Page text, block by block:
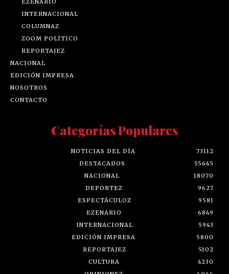
EZENARIO
INTERNACIONAL
COLUMNAZ
ZOOM POLÍTICO
REPORTAJEZ
NACIONAL
EDICIÓN IMPRESA
NOSOTROS
CONTACTO
Categorías Populares
NOTICIAS DEL DÍA
73112
DESTACADOS
55645
NACIONAL
18070
DEPORTEZ
9627
ESPECTÁCULOZ
9581
EZENARIO
6849
INTERNACIONAL
5943
EDICIÓN IMPRESA
5800
REPORTAJEZ
5102
CULTURA
4230